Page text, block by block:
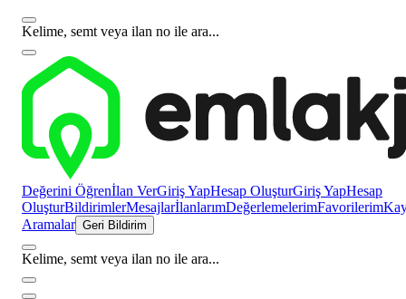
Kelime, semt veya ilan no ile ara...
Değerini Öğrenİlan VerGiriş YapHesap OluşturGiriş YapHesap
OluşturBildirimlerMesajlarİlanlarımDeğerlemelerimFavorilerim
Aramalar Geri Bildirim
Kelime, semt veya ilan no ile ara...